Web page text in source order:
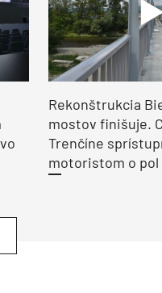
Rekonštrukcia
mostov finišuje.
Trenčíne
motoristom o pol